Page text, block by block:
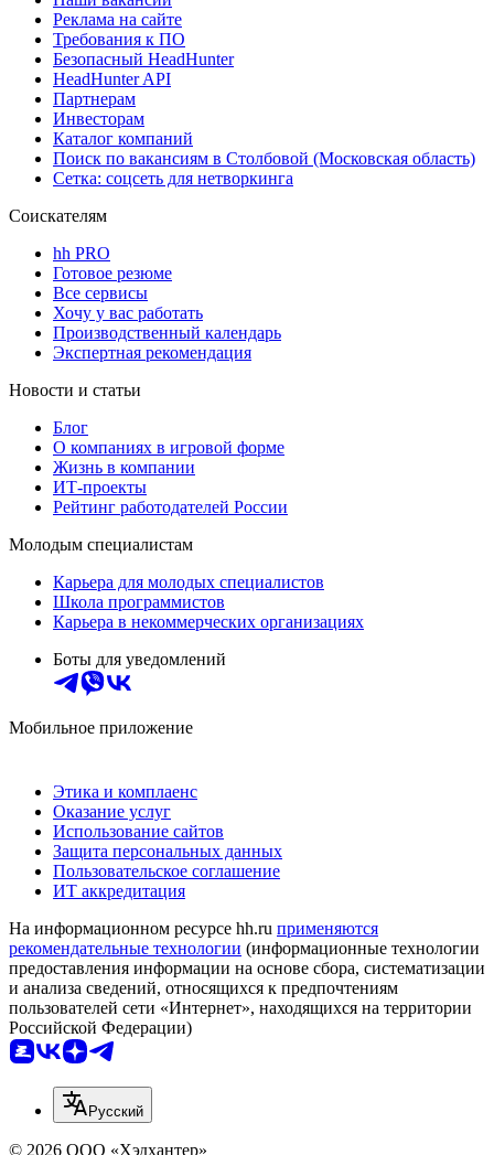
Реклама на сайте
Требования к ПО
Безопасный HeadHunter
HeadHunter API
Партнерам
Инвесторам
Каталог компаний
Поиск по вакансиям в Столбовой (Московская область)
Сетка: соцсеть для нетворкинга
Соискателям
hh PRO
Готовое резюме
Все сервисы
Хочу у вас работать
Производственный календарь
Экспертная рекомендация
Новости и статьи
Блог
О компаниях в игровой форме
Жизнь в компании
ИТ-проекты
Рейтинг работодателей России
Молодым специалистам
Карьера для молодых специалистов
Школа программистов
Карьера в некоммерческих организациях
Боты для уведомлений
Мобильное приложение
Этика и комплаенс
Оказание услуг
Использование сайтов
Защита персональных данных
Пользовательское соглашение
ИТ аккредитация
На информационном ресурсе hh.ru применяются
рекомендательные технологии (информационные технологии
предоставления информации на основе сбора, систематизации
и анализа сведений, относящихся к предпочтениям
пользователей сети «Интернет», находящихся на территории
Российской Федерации)
Русский
© 2026 ООО «Хэдхантер»